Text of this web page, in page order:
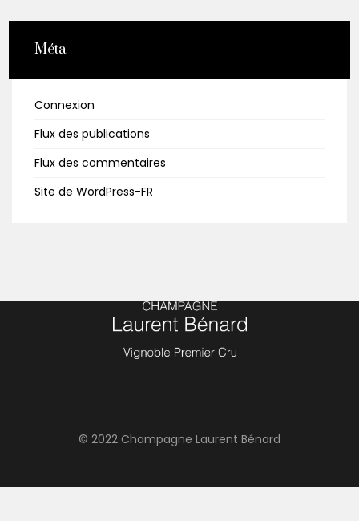
Méta
Connexion
Flux des publications
Flux des commentaires
Site de WordPress-FR
© 2022 Champagne Laurent Bénard